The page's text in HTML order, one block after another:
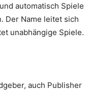
automatisch Spiele
Der Name leitet sich
unabhängige Spiele.
auch Publisher